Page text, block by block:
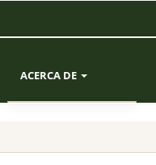
ACERCA DE